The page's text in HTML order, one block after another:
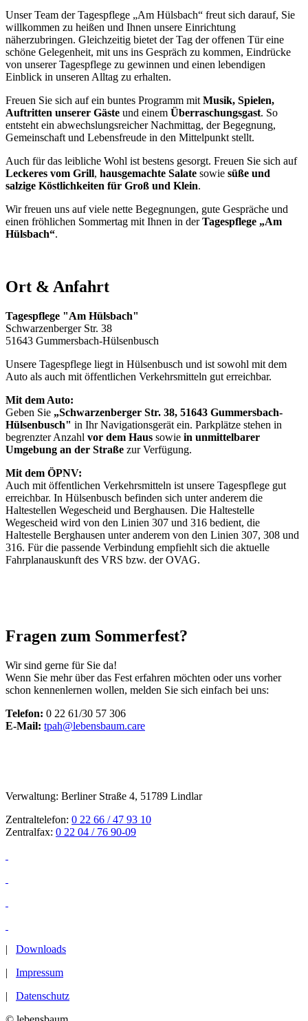
Unser Team der Tagespflege „Am Hülsbach“ freut sich darauf, Sie
willkommen zu heißen und Ihnen unsere Einrichtung
näherzubringen. Gleichzeitig bietet der Tag der offenen Tür eine
schöne Gelegenheit, mit uns ins Gespräch zu kommen, Eindrücke
von unserer Tagespflege zu gewinnen und einen lebendigen
Einblick in unseren Alltag zu erhalten.
Freuen Sie sich auf ein buntes Programm mit Musik, Spielen,
Auftritten unserer Gäste und einem Überraschungsgast. So
entsteht ein abwechslungsreicher Nachmittag, der Begegnung,
Gemeinschaft und Lebensfreude in den Mittelpunkt stellt.
Auch für das leibliche Wohl ist bestens gesorgt. Freuen Sie sich auf
Leckeres vom Grill, hausgemachte Salate sowie süße und
salzige Köstlichkeiten für Groß und Klein.
Wir freuen uns auf viele nette Begegnungen, gute Gespräche und
einen fröhlichen Sommertag mit Ihnen in derTagespflege „Am
Hülsbach“.
Ort & Anfahrt
Tagespflege "Am Hülsbach"
Schwarzenberger Str. 38
51643 Gummersbach-Hülsenbusch
Unsere Tagespflege liegt in Hülsenbusch und ist sowohl mit dem
Auto als auch mit öffentlichen Verkehrsmitteln gut erreichbar.
Mit dem Auto:
Geben Sie „Schwarzenberger Str. 38, 51643 Gummersbach-
Hülsenbusch" in Ihr Navigationsgerät ein. Parkplätze stehen in
begrenzter Anzahl vor dem Haus sowie in unmittelbarer
Umgebung an der Straße zur Verfügung.
Mit dem ÖPNV:
Auch mit öffentlichen Verkehrsmitteln ist unsere Tagespflege gut
erreichbar. In Hülsenbusch befinden sich unter anderem die
Haltestellen Wegescheid und Berghausen. Die Haltestelle
Wegescheid wird von den Linien 307 und 316 bedient, die
Haltestelle Berghausen unter anderem von den Linien 307, 308 und
316. Für die passende Verbindung empfiehlt sich die aktuelle
Fahrplanauskunft des VRS bzw. der OVAG.
Fragen zum Sommerfest?
Wir sind gerne für Sie da!
Wenn Sie mehr über das Fest erfahren möchten oder uns vorher
schon kennenlernen wollen, melden Sie sich einfach bei uns:
Telefon: 0 22 61/30 57 306
E-Mail: tpah@lebensbaum.care
Verwaltung: Berliner Straße 4, 51789 Lindlar
Zentraltelefon: 0 22 66 / 47 93 10
Zentralfax: 0 22 04 / 76 90-09
| Downloads
| Impressum
| Datenschutz